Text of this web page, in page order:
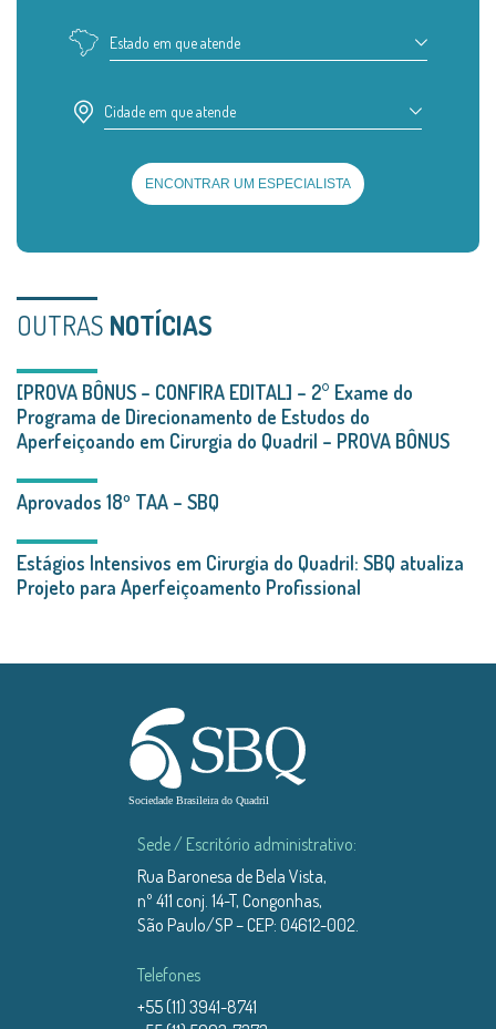
Estado em que atende
Cidade em que atende
ENCONTRAR UM ESPECIALISTA
OUTRAS NOTÍCIAS
[PROVA BÔNUS – CONFIRA EDITAL] – 2° Exame do
Programa de Direcionamento de Estudos do
Aperfeiçoando em Cirurgia do Quadril – PROVA BÔNUS
Aprovados 18º TAA – SBQ
Estágios Intensivos em Cirurgia do Quadril: SBQ atualiza
Projeto para Aperfeiçoamento Profissional
Sede / Escritório administrativo:
Rua Baronesa de Bela Vista,
nº 411 conj. 14-T, Congonhas,
São Paulo/SP – CEP: 04612-002.
Telefones
+55 (11) 3941-8741